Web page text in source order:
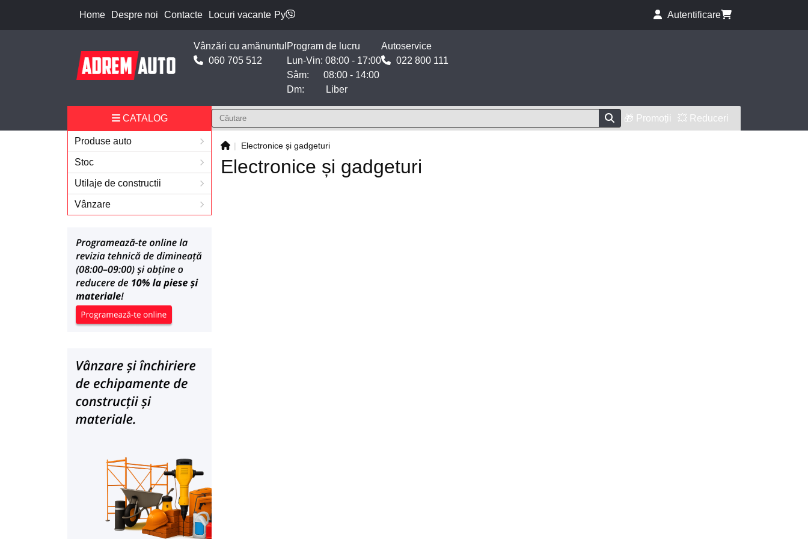
Home Despre noi Contacte Locuri vacante Ру Autentificare
Vânzări cu amănuntul
060 705 512
Program de lucru
Lun-Vin: 08:00 - 17:00
Sâm: 08:00 - 14:00
Dm: Liber
Autoservice
022 800 111
CATALOG 🎁 Promoții 💥 Reduceri
Produse auto
Stoc
Utilaje de constructii
Vânzare
Electronice și gadgeturi
Electronice și gadgeturi